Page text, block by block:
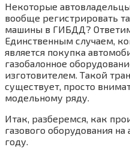
Некоторые
вообще регистрировать
машины в ГИБДД?
Единственным случаем,
является покупка
газобалонное
изготовителем. Такой
существует, просто
модельному ряду.
Итак, разберемся, как
газового оборудования
году.